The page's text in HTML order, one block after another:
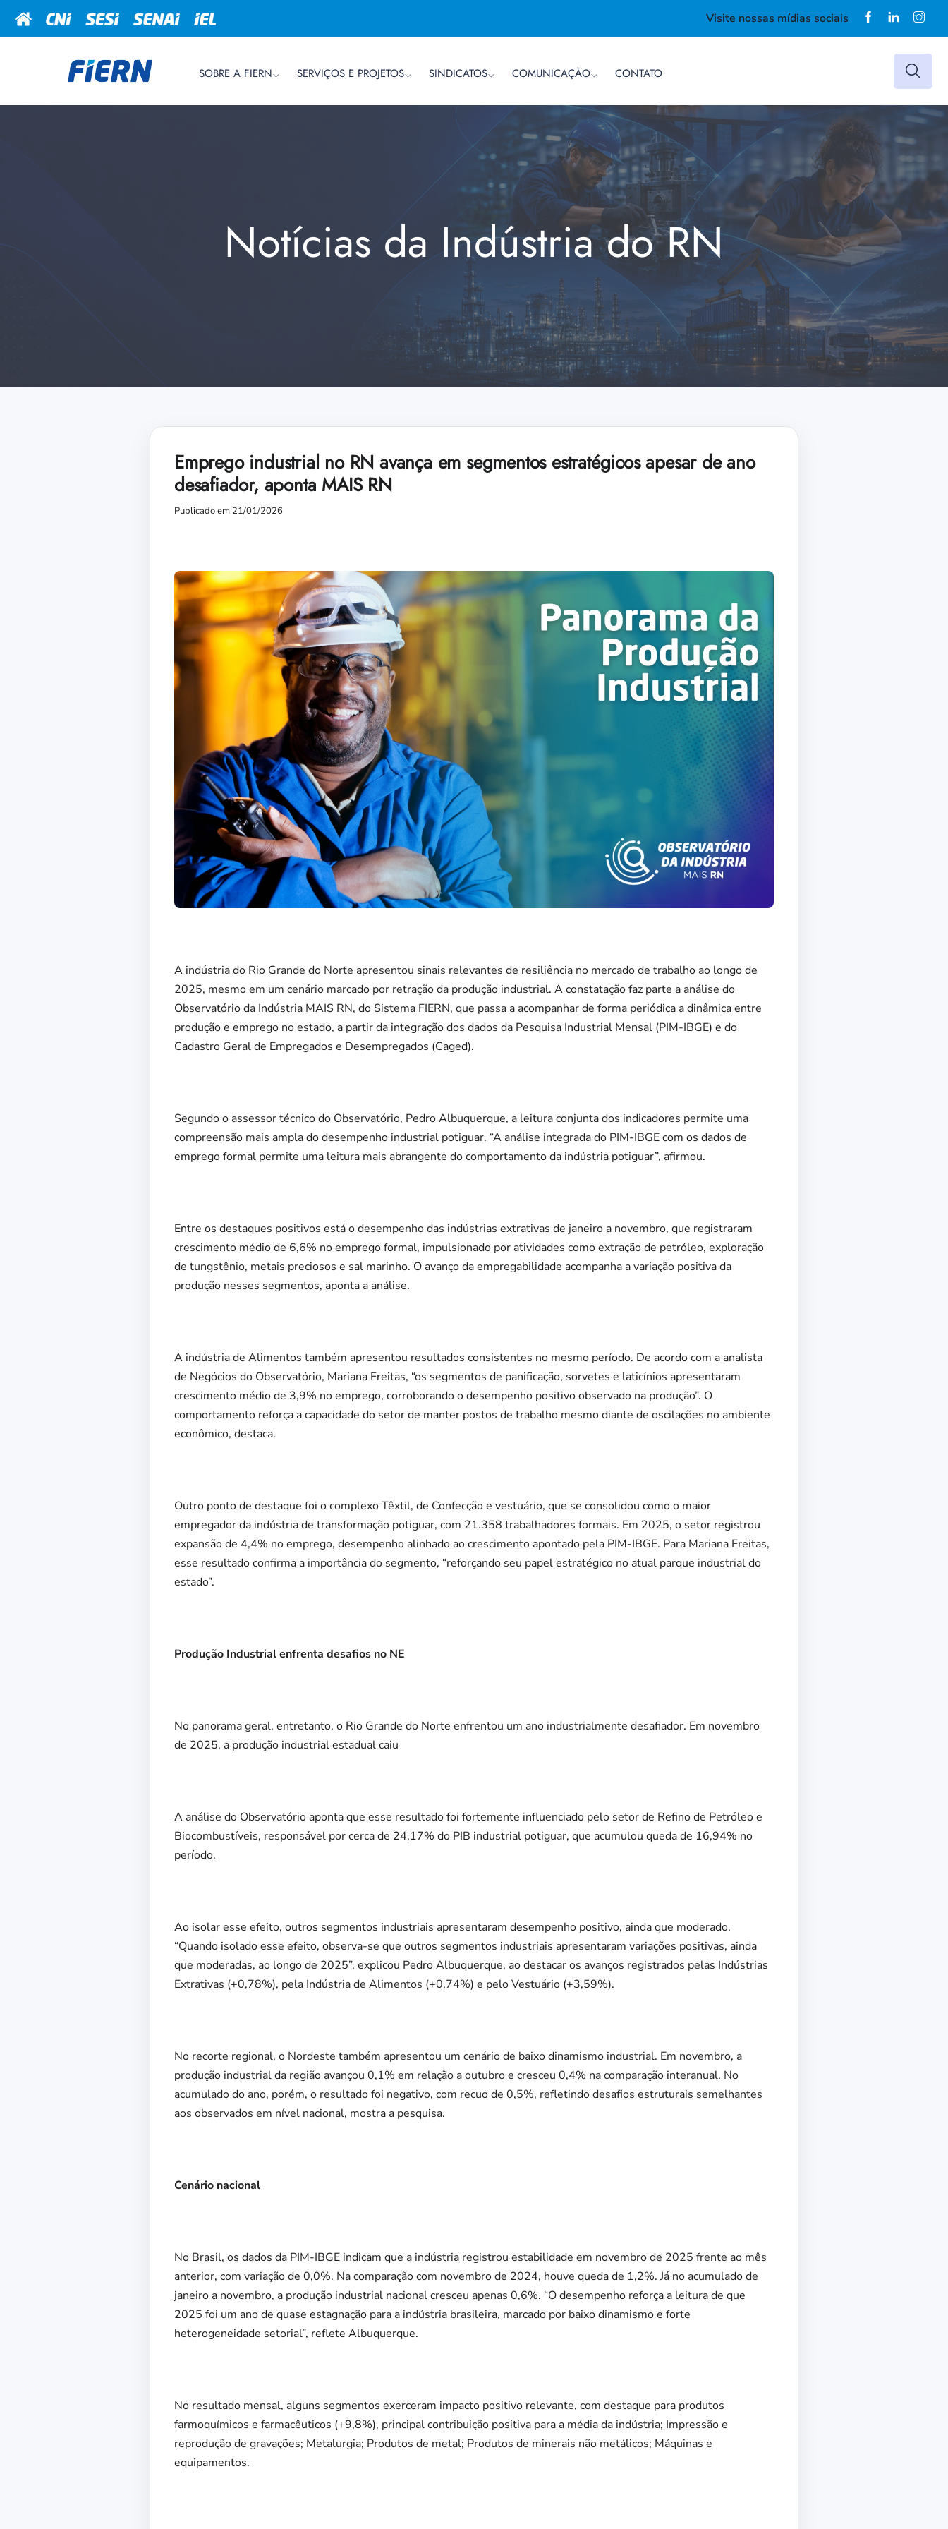
Visite nossas mídias sociais
SOBRE A FIERN SERVIÇOS E PROJETOS SINDICATOS COMUNICAÇÃO CONTATO
Notícias da Indústria do RN
Emprego industrial no RN avança em segmentos estratégicos apesar de ano
desafiador, aponta MAIS RN
Publicado em 21/01/2026
A indústria do Rio Grande do Norte apresentou sinais relevantes de resiliência no mercado de trabalho ao longo de
2025, mesmo em um cenário marcado por retração da produção industrial. A constatação faz parte a análise do
Observatório da Indústria MAIS RN, do Sistema FIERN, que passa a acompanhar de forma periódica a dinâmica entre
produção e emprego no estado, a partir da integração dos dados da Pesquisa Industrial Mensal (PIM-IBGE) e do
Cadastro Geral de Empregados e Desempregados (Caged).
Segundo o assessor técnico do Observatório, Pedro Albuquerque, a leitura conjunta dos indicadores permite uma
compreensão mais ampla do desempenho industrial potiguar. “A análise integrada do PIM-IBGE com os dados de
emprego formal permite uma leitura mais abrangente do comportamento da indústria potiguar”, afirmou.
Entre os destaques positivos está o desempenho das indústrias extrativas de janeiro a novembro, que registraram
crescimento médio de 6,6% no emprego formal, impulsionado por atividades como extração de petróleo, exploração
de tungstênio, metais preciosos e sal marinho. O avanço da empregabilidade acompanha a variação positiva da
produção nesses segmentos, aponta a análise.
A indústria de Alimentos também apresentou resultados consistentes no mesmo período. De acordo com a analista
de Negócios do Observatório, Mariana Freitas, “os segmentos de panificação, sorvetes e laticínios apresentaram
crescimento médio de 3,9% no emprego, corroborando o desempenho positivo observado na produção”. O
comportamento reforça a capacidade do setor de manter postos de trabalho mesmo diante de oscilações no ambiente
econômico, destaca.
Outro ponto de destaque foi o complexo Têxtil, de Confecção e vestuário, que se consolidou como o maior
empregador da indústria de transformação potiguar, com 21.358 trabalhadores formais. Em 2025, o setor registrou
expansão de 4,4% no emprego, desempenho alinhado ao crescimento apontado pela PIM-IBGE. Para Mariana Freitas,
esse resultado confirma a importância do segmento, “reforçando seu papel estratégico no atual parque industrial do
estado”.
Produção Industrial enfrenta desafios no NE
No panorama geral, entretanto, o Rio Grande do Norte enfrentou um ano industrialmente desafiador. Em novembro
de 2025, a produção industrial estadual caiu
A análise do Observatório aponta que esse resultado foi fortemente influenciado pelo setor de Refino de Petróleo e
Biocombustíveis, responsável por cerca de 24,17% do PIB industrial potiguar, que acumulou queda de 16,94% no
período.
Ao isolar esse efeito, outros segmentos industriais apresentaram desempenho positivo, ainda que moderado.
“Quando isolado esse efeito, observa-se que outros segmentos industriais apresentaram variações positivas, ainda
que moderadas, ao longo de 2025”, explicou Pedro Albuquerque, ao destacar os avanços registrados pelas Indústrias
Extrativas (+0,78%), pela Indústria de Alimentos (+0,74%) e pelo Vestuário (+3,59%).
No recorte regional, o Nordeste também apresentou um cenário de baixo dinamismo industrial. Em novembro, a
produção industrial da região avançou 0,1% em relação a outubro e cresceu 0,4% na comparação interanual. No
acumulado do ano, porém, o resultado foi negativo, com recuo de 0,5%, refletindo desafios estruturais semelhantes
aos observados em nível nacional, mostra a pesquisa.
Cenário nacional
No Brasil, os dados da PIM-IBGE indicam que a indústria registrou estabilidade em novembro de 2025 frente ao mês
anterior, com variação de 0,0%. Na comparação com novembro de 2024, houve queda de 1,2%. Já no acumulado de
janeiro a novembro, a produção industrial nacional cresceu apenas 0,6%. “O desempenho reforça a leitura de que
2025 foi um ano de quase estagnação para a indústria brasileira, marcado por baixo dinamismo e forte
heterogeneidade setorial”, reflete Albuquerque.
No resultado mensal, alguns segmentos exerceram impacto positivo relevante, com destaque para produtos
farmoquímicos e farmacêuticos (+9,8%), principal contribuição positiva para a média da indústria; Impressão e
reprodução de gravações; Metalurgia; Produtos de metal; Produtos de minerais não metálicos; Máquinas e
equipamentos.